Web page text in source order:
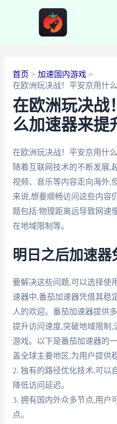
首页
加速国内游戏
在欧洲玩决战！平安京用什
在欧洲玩决战
么加速器来提
在欧洲玩决战！平安京用什
随着互联网技术的不断发展,
视频、音乐等内容走向海外,
来说,想要顺畅访问这些内容
题包括:物理距离远导致网速
在地域限制等。
明日之后加速器
要解决这些问题,可以选择使
速器中,番茄加速器凭借其稳
人的欢迎。番茄加速器提供
提升访问速度,突破地域限制
游戏。以下是番茄加速器的
盖全球主要地区,为用户提供
2. 独有的路径优化技术,可以
降低访问延迟。
3. 拥有国内外众多节点,用户
点。